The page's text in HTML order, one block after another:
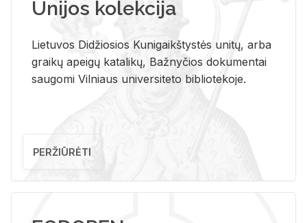
Unijos kolekcija
Lietuvos Didžiosios Kunigaikštystės unitų, arba
graikų apeigų katalikų, Bažnyčios dokumentai
saugomi Vilniaus universiteto bibliotekoje.
PERŽIŪRĖTI